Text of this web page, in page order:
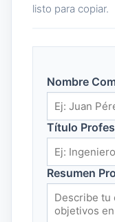
listo para copiar.
Nombre
Título
Resumen